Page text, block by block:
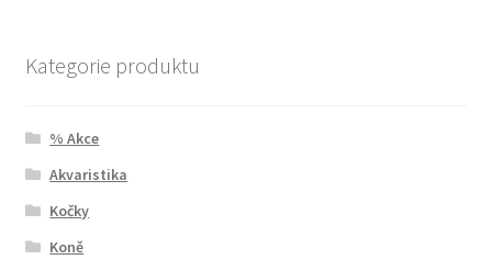
Kategorie produktu
% Akce
Akvaristika
Kočky
Koně